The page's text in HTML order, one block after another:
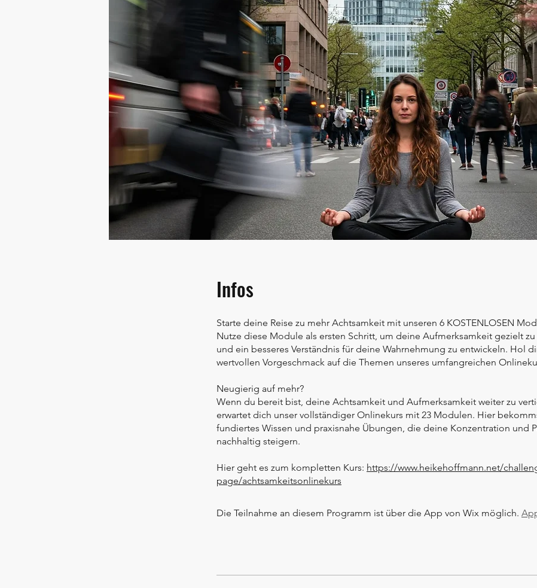
Infos
Starte deine Reise zu mehr Achtsamkeit mit unseren 6 KOSTENLOSEN
Nutze diese Module als ersten Schritt, um deine Aufmerksamkeit gezielt zu
und ein besseres Verständnis für deine Wahrnehmung zu entwickeln. Hol
wertvollen Vorgeschmack auf die Themen unseres umfangreichen
Neugierig auf mehr?
Wenn du bereit bist, deine Achtsamkeit und Aufmerksamkeit weiter zu
erwartet dich unser vollständiger Onlinekurs mit 23 Modulen. Hier
fundiertes Wissen und praxisnahe Übungen, die deine Konzentration und
nachhaltig steigern.
Hier geht es zum kompletten Kurs: https://www.heikehoffmann.net/
page/achtsamkeitsonlinekurs
Die Teilnahme an diesem Programm ist über die App von Wix möglich.